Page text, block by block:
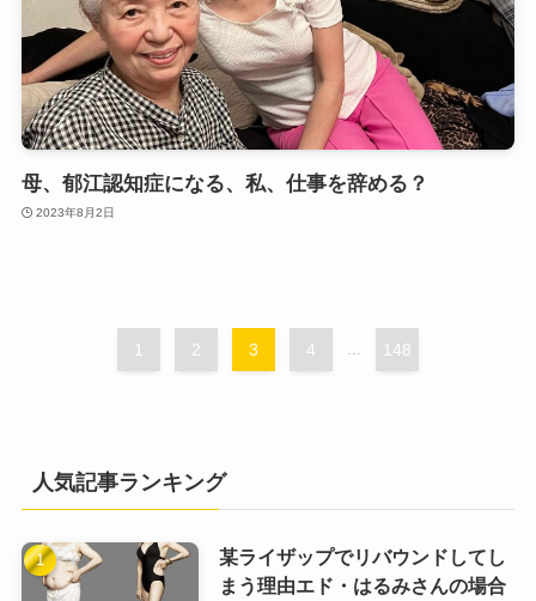
母、郁江認知症になる、私、仕事を辞める？
2023年8月2日
1 2 3 4 148
人気記事ランキング
某ライザップでリバウンドしてし
まう理由エド・はるみさんの場合